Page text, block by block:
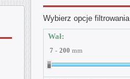
Wybierz opcje filtrowania
Wał:
7 - 200 mm